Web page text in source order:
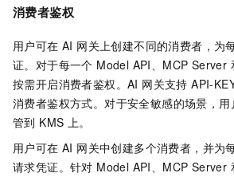
消费者鉴权
用户可在 AI 网关上创建不同的消费者，为
证。对于每一个 Model API、MCP Server
按需开启消费者鉴权。AI 网关支持 API-
消费者鉴权方式。对于安全敏感的场景，
管到 KMS 上。
用户可在 AI 网关中创建多个消费者，并为
请求凭证。针对 Model API、MCP Server